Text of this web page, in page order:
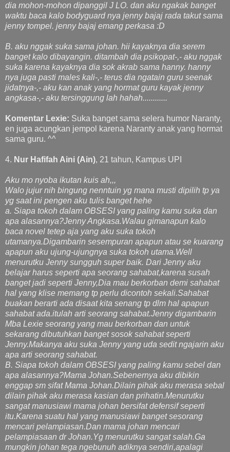
dia mohon-mohon dipanggil J LO. dan aku ngakak banget
waktu baca kalo bodyguard nya jenny bajaj rada takut sama
jenny tompel. jenny bajaj emang perkasa :D
B. aku nggak suka sama johan. hii kayaknya dia serem
banget kalo dibayangin. ditambah dia psikopat-,- aku nggak
suka karena kayaknya dia sok akrab sama hanny. hanny
nya juga pasti males kali-,- terus dia ngatain guru seenak
jidatnya-,- aku kan anak yang hormat guru kayak jenny
angkasa-,- aku tersinggung lah hahah............
Komentar Lexie: Suka banget sama selera humor Naranty,
en juga acungkan jempol karena Naranty anak yang hormat
sama guru. ^^
4. Nur Hafifah Aini (Ain), 21 tahun, Kampus UPI
Aku mo nyoba ikutan kuis ah,,,
Walo jujur nih bingung nenntuin yg mana musti dipilih tp ya
yg saat ini pengen aku tulis banget hehe
a. Siapa tokoh dalam OBSESI yang paling kamu suka dan
apa alasannya?Jenny Angkasa.Walau gimanapun kalo
baca novel tetep aja yang aku suka tokoh
utamanya.Digambarin sesempuran apapun atau se kuarang
apapun aku ujung-ujungnya suka tokoh utama.Well
menurutku Jenny sungguh super baik. Dari Jenny aku
belajar harus seperti apa seorang sahabat,karena susah
banget jadi seperti Jenny,Dia mau berkorban demi sahabat
hal yang klise memang tp perlu dicontoh sekali.Sahabat
buakan berarti ada disaat kita senang tp dlm hal apapun
sahabat ada.itulah arti seorang sahabat.Jenny digambarin
Mba Lexie seorang yang mau berkorban dan untuk
sekarang dibutuhkan banget sosok sahabat seperti
Jenny.Makanya aku suka Jenny yang uda sedit ngajarin aku
apa arti seorang sahabat.
B. Siapa tokoh dalam OBSESI yang paling kamu sebel dan
apa alasannya?Mama Johan.Sebenernya aku dibikin
enggap sm sifat Mama Johan.Dilain pihak aku merasa sebal
dilain pihak aku merasa kasian dan prihatin.Menurutku
sangat manusiawi mama johan bersifat defensif seperti
itu.Karena suatu hal yang manusiawi banget sesorang
mencari pelampiasan.Dan mama johan mencari
pelampiasaan dr Johan.Yg menurutku sangat salah.Ga
mungkin johan tega ngebunuh adiknya sendiri,apalagi